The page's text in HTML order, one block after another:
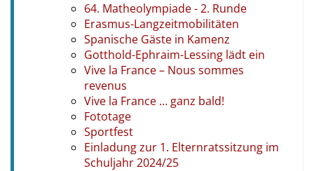
64. Matheolympiade - 2. Runde
Erasmus-Langzeitmobilitäten
Spanische Gäste in Kamenz
Gotthold-Ephraim-Lessing lädt ein
Vive la France – Nous sommes
revenus
Vive la France … ganz bald!
Fototage
Sportfest
Einladung zur 1. Elternratssitzung im
Schuljahr 2024/25